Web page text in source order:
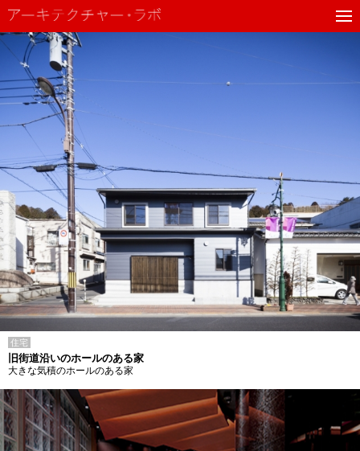
住宅
旧街道沿いのホールのある家
大きな気積のホールのある家